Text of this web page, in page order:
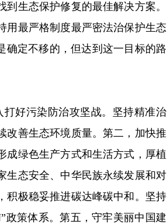
生态保护修复的最佳解决方案。
用最严格制度最严密法治保护生态
确定不移的，但达到这一目标的路
好污染防治攻坚战。坚持精准治
改善生态环境质量。第二，加快推
成绿色生产方式和生活方式，厚植
生态安全、中华民族永续发展和对
积极稳妥推进碳达峰碳中和。坚持
政策体系。第五，守牢美丽中国建